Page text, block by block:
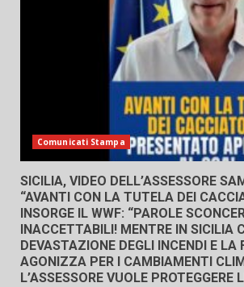
Comunicati Stampa
SICILIA, VIDEO DELL’ASSESSORE
“AVANTI CON LA TUTELA DEI
INSORGE IL WWF: “PAROLE
INACCETTABILI! MENTRE IN SICILIA
DEVASTAZIONE DEGLI INCENDI E LA
AGONIZZA PER I CAMBIAMENTI
L’ASSESSORE VUOLE PROTEGGERE